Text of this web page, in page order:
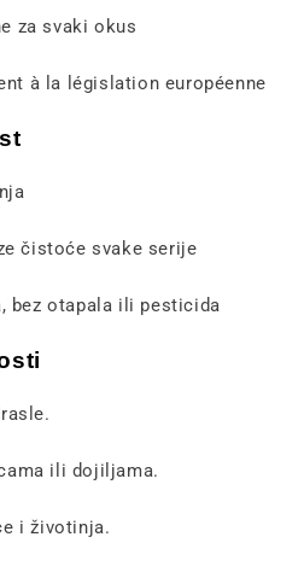
za svaki okus
à la législation européenne
čistoće svake serije
bez otapala ili pesticida
ili dojiljama.
i životinja.